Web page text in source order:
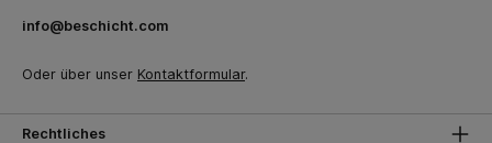
info@beschicht.com
Oder über unser Kontaktformular.
Rechtliches